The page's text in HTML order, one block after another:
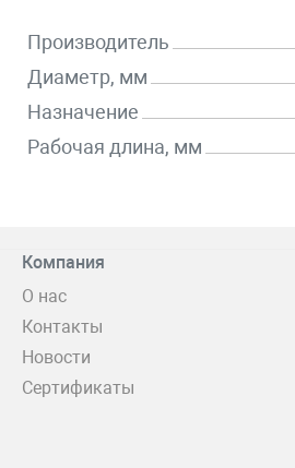
Производитель
Диаметр, мм
Назначение
Рабочая длина, мм
Компания
О нас
Контакты
Новости
Сертификаты